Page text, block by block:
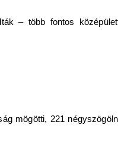
– több fontos
mögötti, 221